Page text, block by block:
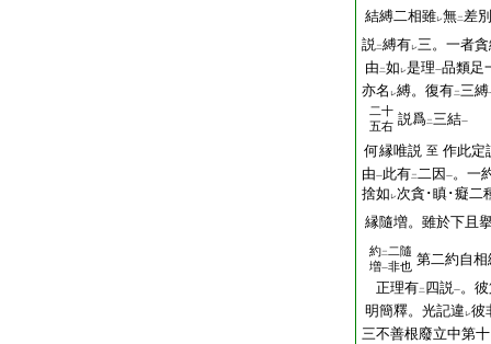
結縛二相雖レ無二差別
説二縛有レ三。一者
由 二如 レ是理一品類足
亦名 レ縛。復有二三縛
二十
五右 説爲二三結一
何縁唯説 至 作此定
由一此有二二因 一。一
捨如 レ次貪･瞋･癡二
縁隨増。雖於下且
約二 二隨
増一非也 第二約自相
正理有二 四説一。
明簡釋。光記違 レ彼
三不善根廢立中第